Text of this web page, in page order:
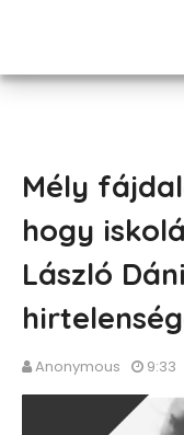
Mély
hogy
László
Anonymous 9:33